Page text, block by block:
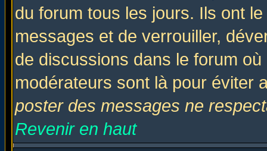
du forum tous les jours. Ils ont
messages et de verrouiller,
de discussions dans le forum
modérateurs sont là pour éviter
poster des messages ne
Revenir en haut